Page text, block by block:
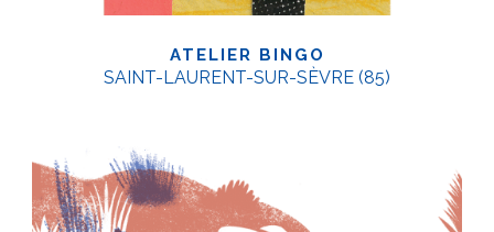
ATELIER BINGO
SAINT-LAURENT-SUR-SÈVRE (85)